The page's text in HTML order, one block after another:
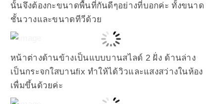
นั้นจึงต้องกะขนาดพื้นที่กันดีๆอย่างที่บอกค่ะ ทั้งขนาด
ชั้นวางและขนาดทีวีด้วย
หน้าต่างด้านข้างเป็นแบบบานสไลด์ 2 ฝั่ง ด้านล่าง
เป็นกระจกใสบานfix ทำให้ได้วิวและแสงสว่างในห้อง
เพื่มขึ้นด้วยค่ะ